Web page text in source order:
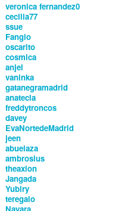
veronica fernandez0
cecilia77
ssue
Fangio
oscarito
cosmica
anjel
vaninka
gatanegramadrid
anatecla
freddytroncos
davey
EvaNortedeMadrid
jeen
abuelaza
ambrosius
theaxion
Jangada
Yubiry
teregalo
Nayara